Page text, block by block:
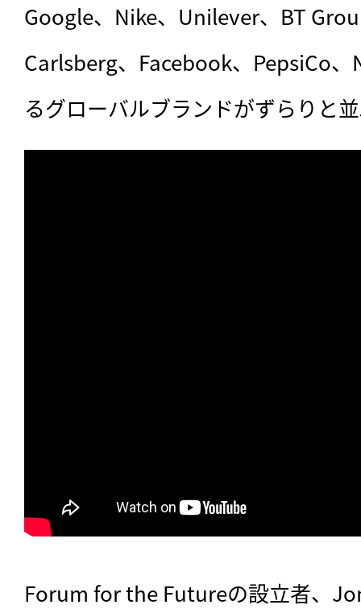
Google、Nike、Unilever、BT
Carlsberg、Facebook、PepsiCo
るグローバルブランドがずらりと
Forum for the Futureの設立者、